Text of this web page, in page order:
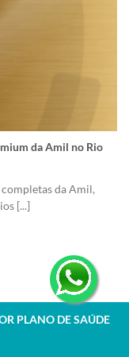
da Amil no Rio
da Amil,
[...]
PLANO DE SAÚDE